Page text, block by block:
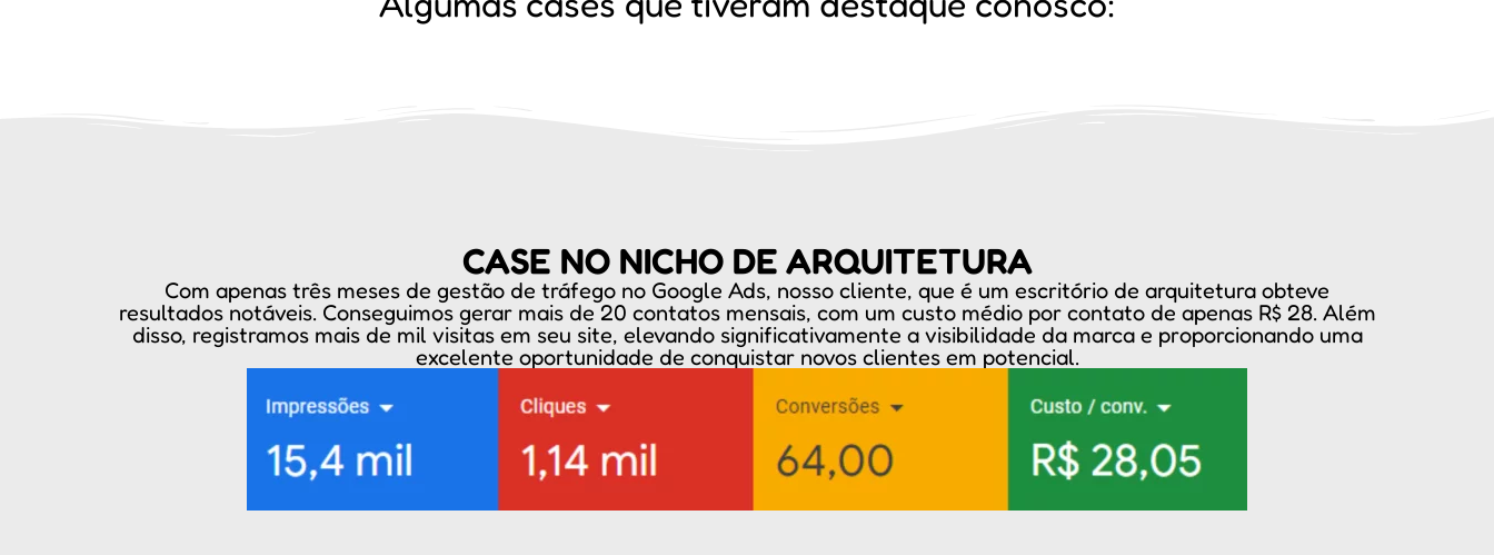
CASE NO NICHO DE ARQUITETURA
Com apenas três meses de gestão de tráfego no Google Ads, nosso cliente, que é um escritório de arquitetura obteve
resultados notáveis. Conseguimos gerar mais de 20 contatos mensais, com um custo médio por contato de apenas R$ 28. Além
disso, registramos mais de mil visitas em seu site, elevando significativamente a visibilidade da marca e proporcionando uma
excelente oportunidade de conquistar novos clientes em potencial.